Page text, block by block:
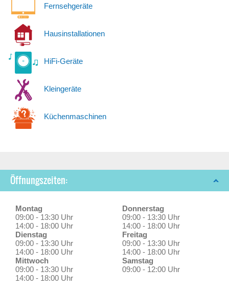
Fernsehgeräte
Hausinstallationen
HiFi-Geräte
Kleingeräte
Küchenmaschinen
Öffnungszeiten:
Montag
09:00 - 13:30 Uhr
14:00 - 18:00 Uhr
Dienstag
09:00 - 13:30 Uhr
14:00 - 18:00 Uhr
Mittwoch
09:00 - 13:30 Uhr
14:00 - 18:00 Uhr
Donnerstag
09:00 - 13:30 Uhr
14:00 - 18:00 Uhr
Freitag
09:00 - 13:30 Uhr
14:00 - 18:00 Uhr
Samstag
09:00 - 12:00 Uhr